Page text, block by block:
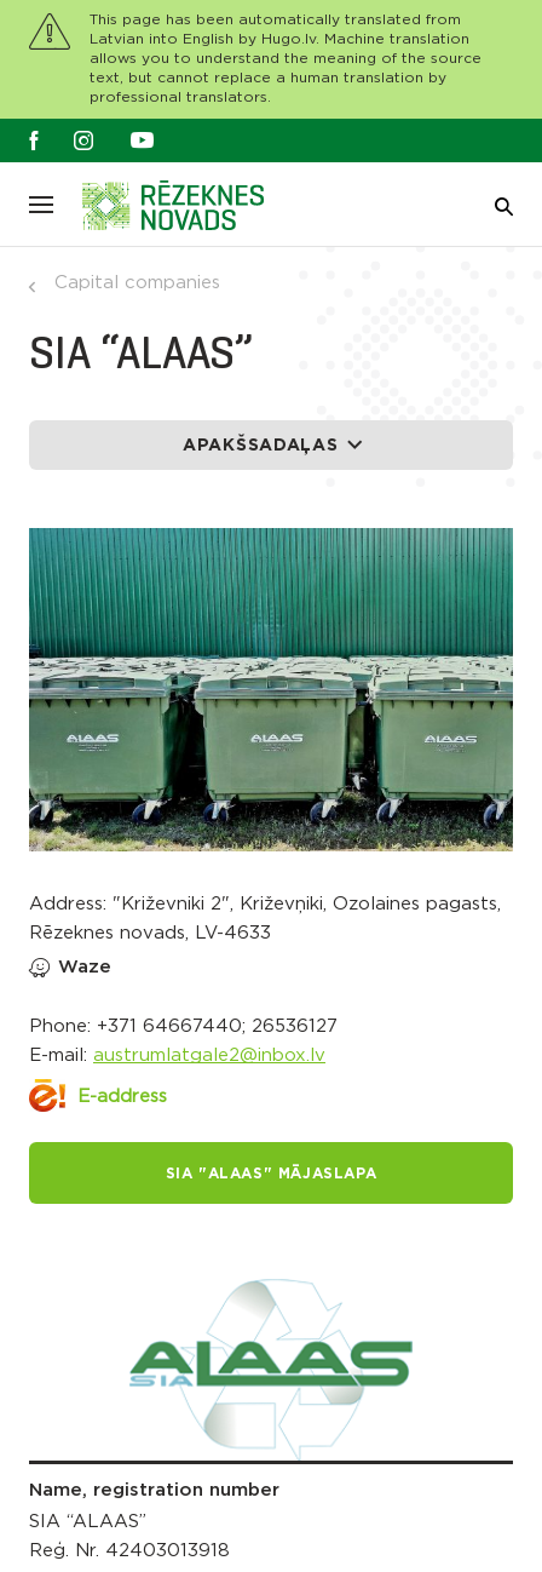
This page has been automatically translated from
Latvian into English by Hugo.lv. Machine translation
allows you to understand the meaning of the source
text, but cannot replace a human translation by
professional translators.
Capital companies
SIA “ALAAS”
APAKŠSADAĻAS
Address: "Križevniki 2", Križevņiki, Ozolaines pagasts,
Rēzeknes novads, LV-4633
Waze
Phone: +371 64667440; 26536127
E-mail: austrumlatgale2@inbox.lv
E-address
SIA "ALAAS" MĀJASLAPA
Name, registration number
SIA “ALAAS”
Reģ. Nr. 42403013918